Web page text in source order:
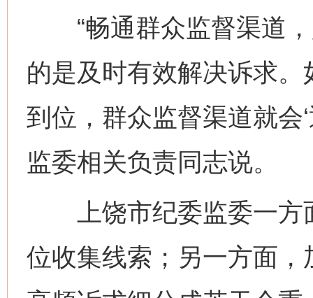
“畅通群众监督渠道，
的是及时有效解决诉求
到位，群众监督渠道就会
监委相关负责同志说。
上饶市纪委监委一方
位收集线索；另一方面